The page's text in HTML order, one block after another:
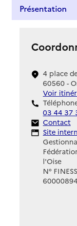
Présentation
4 place
60560 -
Voir
03 44 37
Contact
Contact
Site
Site
l'Oise
N°